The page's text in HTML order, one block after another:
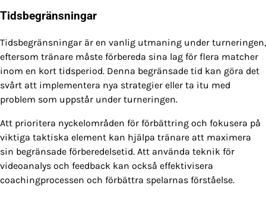
Tidsbegränsningar
Tidsbegränsningar är en vanlig utmaning under turneringen,
eftersom tränare måste förbereda sina lag för flera matcher
inom en kort tidsperiod. Denna begränsade tid kan göra det
svårt att implementera nya strategier eller ta itu med
problem som uppstår under turneringen.
Att prioritera nyckelområden för förbättring och fokusera på
viktiga taktiska element kan hjälpa tränare att maximera
sin begränsade förberedelsetid. Att använda teknik för
videoanalys och feedback kan också effektivisera
coachingprocessen och förbättra spelarnas förståelse.